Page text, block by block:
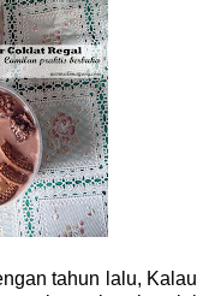
tahun lalu, Kalau